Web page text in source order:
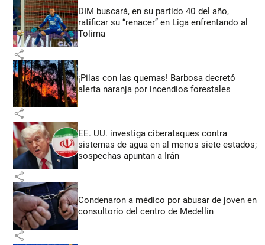
DIM buscará, en su partido 40 del año,
ratificar su “renacer” en Liga enfrentando al
Tolima
share
¡Pilas con las quemas! Barbosa decretó
alerta naranja por incendios forestales
share
EE. UU. investiga ciberataques contra
sistemas de agua en al menos siete estados;
sospechas apuntan a Irán
share
Condenaron a médico por abusar de joven en
consultorio del centro de Medellín
share